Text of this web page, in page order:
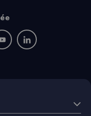
nous sur Twitter
: rejoignez-nous sur
fenêtre : rejoignez-nous
Nouvelle fenêtre :
Nouvelle fenêtre :